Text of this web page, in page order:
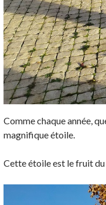
Comme chaque année,
magnifique étoile.
Cette étoile est le fruit